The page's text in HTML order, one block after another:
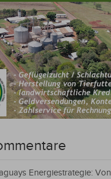
Energiestrategie: Von